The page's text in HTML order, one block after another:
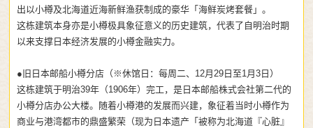
出以小樽及北海道近海新鲜渔获制成的豪华「海鲜炭烤套餐」。
这栋建筑本身亦是小樽极具象征意义的历史建筑，代表了自明治时期
以来支撑日本经济发展的小樽金融实力。
●旧日本邮船小樽分店（※休馆日：每周二、12月29日至1月3日）
这栋建筑于明治39年（1906年）完工，是日本邮船株式会社第二代的
小樽分店办公大楼。随着小樽港的发展而兴建，象征着当时小樽作为
商业与港湾都市的鼎盛繁荣（现为日本遗产「被称为北海道『心脏』